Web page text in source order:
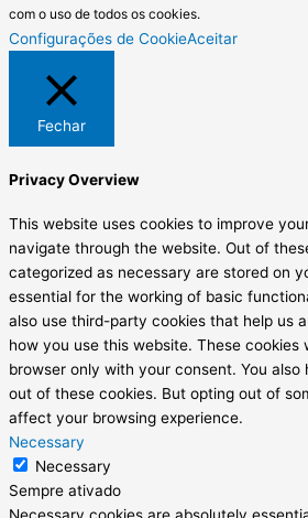
com o uso de todos os cookies.
Configurações de CookieAceitar
Fechar
Privacy Overview
This website uses cookies to improve
navigate through the website. Out of
categorized as necessary are stored on
essential for the working of basic
also use third-party cookies that help us
how you use this website. These cookies
browser only with your consent. You
out of these cookies. But opting out of
affect your browsing experience.
Necessary
Necessary
Sempre ativado
Necessary cookies are absolutely